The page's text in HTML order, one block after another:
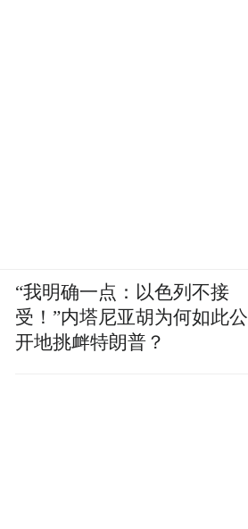
“我明确一点：以色列不接
受！”内塔尼亚胡为何如此公
开地挑衅特朗普？